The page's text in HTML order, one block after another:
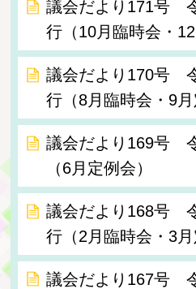
議会だより171号
行（10月臨時会・12
議会だより170号
行（8月臨時会・9月
議会だより169号
（6月定例会）
議会だより168号
行（2月臨時会・3月
議会だより167号